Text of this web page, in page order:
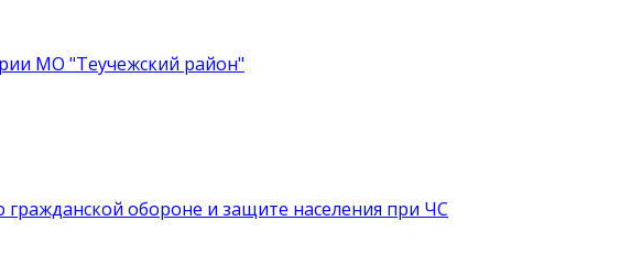
МО "Теучежский район"
обороне и защите населения при ЧС